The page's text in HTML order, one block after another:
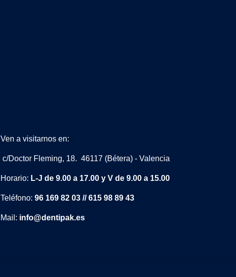
Ven a visitarnos en:
c/Doctor Fleming, 18. 46117 (Bétera) - Valencia
Horario: L-J de 9.00 a 17.00 y V de 9.00 a 15.00
Teléfono: 96 169 82 03 // 615 98 89 43
Mail: info@dentipak.es